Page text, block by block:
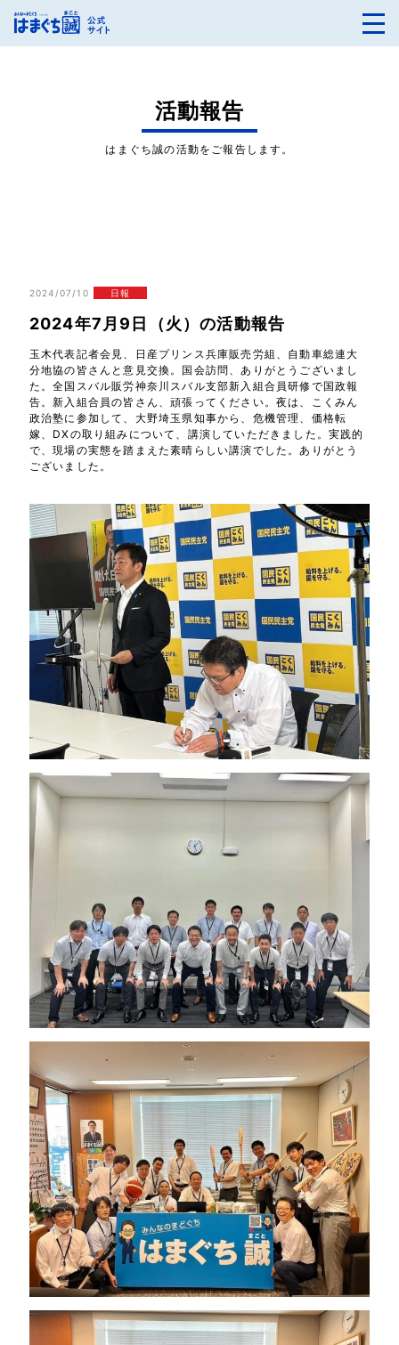
活動報告
はまぐち誠の活動をご報告します。
2024/07/10 日報
2024年7月9日（火）の活動報告
玉木代表記者会見、日産プリンス兵庫販売労組、自動車総連大
分地協の皆さんと意見交換。国会訪問、ありがとうございまし
た。全国スバル販労神奈川スバル支部新入組合員研修で国政報
告。新入組合員の皆さん、頑張ってください。夜は、こくみん
政治塾に参加して、大野埼玉県知事から、危機管理、価格転
嫁、DXの取り組みについて、講演していただきました。実践的
で、現場の実態を踏まえた素晴らしい講演でした。ありがとう
ございました。